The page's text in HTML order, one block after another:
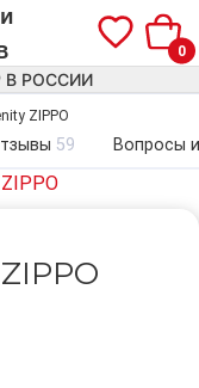
0
РОССИИ
ZIPPO
59 Вопросы